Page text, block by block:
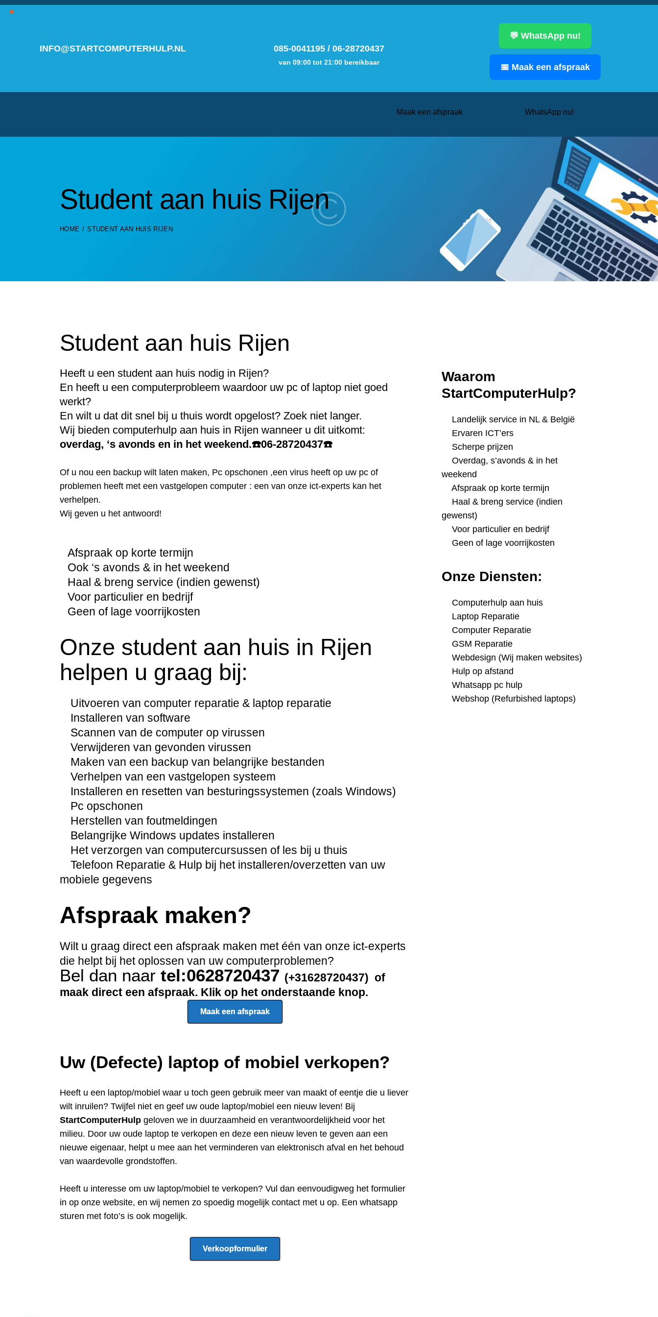
INFO@STARTCOMPUTERHULP.NL 085-0041195/ 06-28720437
van 09:00 tot 21:00 bereikbaar
💬 WhatsApp nu!
📅 Maak een afspraak
Maak een afspraak WhatsApp nu!
Student aan huis Rijen
HOME STUDENT AAN HUIS RIJEN
Student aan huis Rijen
Heeft u een student aan huis nodig in Rijen?
En heeft u een computerprobleem waardoor uw pc of laptop niet goed
werkt?
En wilt u dat dit snel bij u thuis wordt opgelost? Zoek niet langer.
Wij bieden computerhulp aan huis in Rijen wanneer u dit uitkomt:
overdag, ‘s avonds en in het weekend.☎️06-28720437☎️
Of u nou een backup wilt laten maken, Pc opschonen ,een virus heeft op uw pc of
problemen heeft met een vastgelopen computer : een van onze ict-experts kan het
verhelpen.
Wij geven u het antwoord!
Afspraak op korte termijn
Ook ‘s avonds & in het weekend
Haal & breng service (indien gewenst)
Voor particulier en bedrijf
Geen of lage voorrijkosten
Onze student aan huis in Rijen
helpen u graag bij:
Uitvoeren van computer reparatie & laptop reparatie
Installeren van software
Scannen van de computer op virussen
Verwijderen van gevonden virussen
Maken van een backup van belangrijke bestanden
Verhelpen van een vastgelopen systeem
Installeren en resetten van besturingssystemen (zoals Windows)
Pc opschonen
Herstellen van foutmeldingen
Belangrijke Windows updates installeren
Het verzorgen van computercursussen of les bij u thuis
Telefoon Reparatie & Hulp bij het installeren/overzetten van uw
mobiele gegevens
Afspraak maken?
Wilt u graag direct een afspraak maken met één van onze ict-experts
die helpt bij het oplossen van uw computerproblemen?
Bel dan naar tel:0628720437 (+31628720437) of
maak direct een afspraak. Klik op het onderstaande knop.
Maak een afspraak
Uw (Defecte) laptop of mobiel verkopen?
Heeft u een laptop/mobiel waar u toch geen gebruik meer van maakt of eentje die u liever
wilt inruilen? Twijfel niet en geef uw oude laptop/mobiel een nieuw leven! Bij
StartComputerHulp geloven we in duurzaamheid en verantwoordelijkheid voor het
milieu. Door uw oude laptop te verkopen en deze een nieuw leven te geven aan een
nieuwe eigenaar, helpt u mee aan het verminderen van elektronisch afval en het behoud
van waardevolle grondstoffen.
Heeft u interesse om uw laptop/mobiel te verkopen? Vul dan eenvoudigweg het formulier
in op onze website, en wij nemen zo spoedig mogelijk contact met u op. Een whatsapp
sturen met foto’s is ook mogelijk.
Verkoopformulier
Waarom
StartComputerHulp?
Landelijk service in NL & België
Ervaren ICT’ers
Scherpe prijzen
Overdag, s’avonds & in het
weekend
Afspraak op korte termijn
Haal & breng service (indien
gewenst)
Voor particulier en bedrijf
Geen of lage voorrijkosten
Onze Diensten:
Computerhulp aan huis
Laptop Reparatie
Computer Reparatie
GSM Reparatie
Webdesign (Wij maken websites)
Hulp op afstand
Whatsapp pc hulp
Webshop (Refurbished laptops)